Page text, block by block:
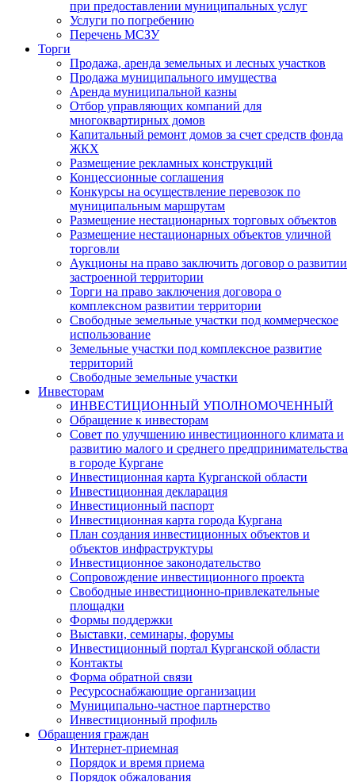
при предоставлении муниципальных услуг
Услуги по погребению
Перечень МСЗУ
Торги
Продажа, аренда земельных и лесных участков
Продажа муниципального имущества
Аренда муниципальной казны
Отбор управляющих компаний для
многоквартирных домов
Капитальный ремонт домов за счет средств фонда
ЖКХ
Размещение рекламных конструкций
Концессионные соглашения
Конкурсы на осуществление перевозок по
муниципальным маршрутам
Размещение нестационарных торговых объектов
Размещение нестационарных объектов уличной
торговли
Аукционы на право заключить договор о развитии
застроенной территории
Торги на право заключения договора о
комплексном развитии территории
Свободные земельные участки под коммерческое
использование
Земельные участки под комплексное развитие
территорий
Свободные земельные участки
Инвесторам
ИНВЕСТИЦИОННЫЙ УПОЛНОМОЧЕННЫЙ
Обращение к инвесторам
Совет по улучшению инвестиционного климата и
развитию малого и среднего предпринимательства
в городе Кургане
Инвестиционная карта Курганской области
Инвестиционная декларация
Инвестиционный паспорт
Инвестиционная карта города Кургана
План создания инвестиционных объектов и
объектов инфраструктуры
Инвестиционное законодательство
Сопровождение инвестиционного проекта
Свободные инвестиционно-привлекательные
площадки
Формы поддержки
Выставки, семинары, форумы
Инвестиционный портал Курганской области
Контакты
Форма обратной связи
Ресурсоснабжающие организации
Муниципально-частное партнерство
Инвестиционный профиль
Обращения граждан
Интернет-приемная
Порядок и время приема
Порядок обжалования